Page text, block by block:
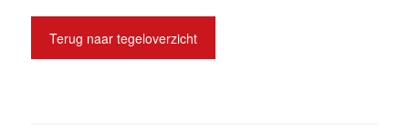
Terug naar tegeloverzicht